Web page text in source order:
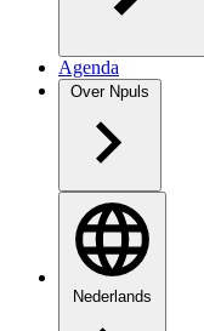
Agenda
Over Npuls
Nederlands